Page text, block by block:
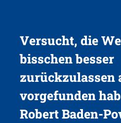
Versucht, die
bisschen besser
zurückzulassen
vorgefunden
Robert Baden-